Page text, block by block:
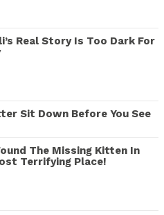
Real Story Is Too Dark For
Sit Down Before You See
The Missing Kitten In
Terrifying Place!